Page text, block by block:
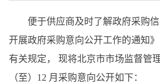
便于供应商及时了解政府采购信
开展政府采购意向公开工作的通知
有关规定， 现将北京市市场监督管
（至）12 月采购意向公开如下：